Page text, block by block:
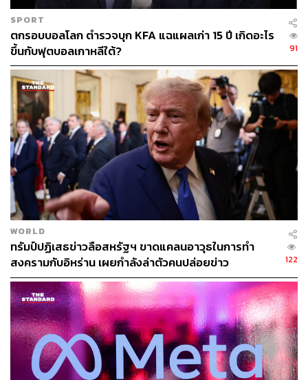
เราขอเรียกร้องด้วยความเคารพว่าข้อกล่าวหาทั้งหมดต่อ
ดร.เชมเบอร์ส ควรถูกยกเลิก เพื่อเป็นการแสดงให้เห็นอย่าง
ชัดเจนถึงความมุ่งมั่นของประเทศไทยต่อเสรีภาพทาง
วิชาการ การไต่สวนอย่างเสรี และการแสดงออก หลักการ
เหล่านี้เป็นพื้นฐาน ของการศึกษาระดับอุดมศึกษาที่มีคุณภาพ
และเป็นองค์ประกอบสำคัญของสังคมที่เสรี มั่นคง และเจริญ
รุ่งเรือง
ทั้งนี้ ท้ายหนังสือลงนาม แทกู ลี ประธานสมาคมฯ, ซูซาน ส
โตกส์ ว่าที่ประธานฯ, มาร์ค อี วาร์เรน อดีตประธานฯ และ
คิมเบอร์ลีย์ เอ. เมลีย์ ผู้อำนวยการบริหาร
สำหรับสมาคมรัฐศาสตร์แห่งอเมริกา เป็นสถาบันวิชาการเก่า
แก่ของสหรัฐฯ ก่อตั้งเมื่อปี 1903 มีสมาชิกมากกว่า 11,000
คน จากกว่า 100 ประเทศ กิจกรรมสำคัญได้แก่ จัดประชุม
สัมมนาวิชาการระดับประเทศและระดับระหว่างประเทศ ตี
เรียนการสอนด้านสังคมศาสตร์ และปกป้องสิทธิและเสรีภาพ
ของนักวิชาการทั่วโลกที่ถูกคุกคามโดยรัฐ
TAGS: USA Paul Chambers
สิทธิเสรีภาพ
กระทรวงการต่างประเทศสหรัฐอเมริกา
นักวิชาการ
Marco Rubio
สมาคมรัฐศาสตร์อเมริกัน (APSA)
SPORT
ตกรอบบอลโลก ตำรวจบุก KFA แฉแผลเก่า 15 ปี เกิดอะไร
ขึ้นกับฟุตบอลเกาหลีใต้?
91
WORLD
ทรัมป์ปฏิเสธข่าวลือสหรัฐฯ ขาดแคลนอาวุธในการทำ
สงครามกับอิหร่าน เผยกำลังล่าตัวคนปล่อยข่าว
122